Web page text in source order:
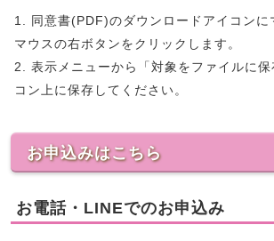
1. 同意書(PDF)のダウンロードアイコンに
マウスの右ボタンをクリックします。
2. 表示メニューから「対象をファイルに保
コン上に保存してください。
お申込みはこちら
お電話・LINEでのお申込み